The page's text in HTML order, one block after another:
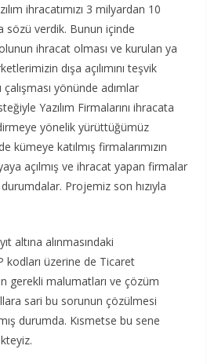
ihracatımızı 3 milyardan 10
sözü verdik. Bunun içinde
ihracat olması ve kurulan ya
dışa açılımını teşvik
yönünde adımlar
Yazılım Firmalarını ihracata
yönelik yürüttüğümüz
kümeye katılmış firmalarımızın
açılmış ve ihracat yapan firmalar
Projemiz son hızıyla
altına alınmasındaki
kodları üzerine de Ticaret
gerekli malumatları ve çözüm
sari bu sorunun çözülmesi
durumda. Kısmetse bu sene